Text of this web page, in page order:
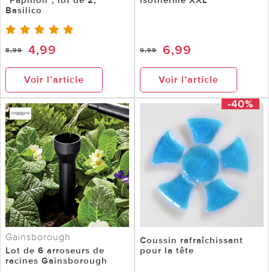
Basilico
8,99 4,99
Voir l’article
9,99 6,99
Voir l’article
Gainsborough
Lot de 6 arroseurs de
racines Gainsborough
-40%
Coussin rafraîchissant
pour la tête